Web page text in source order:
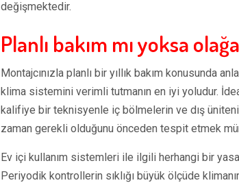
değişmektedir.
Planlı bakım mı yoksa
Montajcınızla planlı bir yıllık bakım konusunda
klima sistemini verimli tutmanın en iyi yoludur.
kalifiye bir teknisyenle iç bölmelerin ve dış
zaman gerekli olduğunu önceden tespit etmek
Ev içi kullanım sistemleri ile ilgili herhangi bir
Periyodik kontrollerin sıklığı büyük ölçüde